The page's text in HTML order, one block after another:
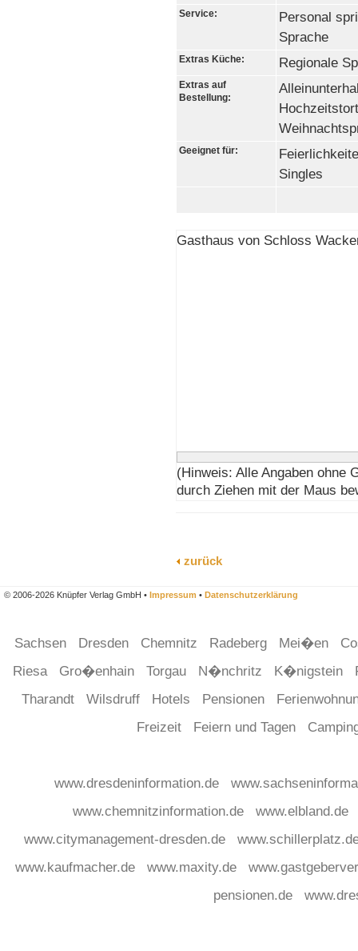
Service:
Personal
Sprache
Extras Küche: Regionale
Extras auf
Bestellung:
Geeignet für:
Singles
Gasthaus von Schloss
(Hinweis: Alle Angaben ohne
durch Ziehen mit der Maus
zurück
© 2006-2026 Knüpfer Verlag GmbH • Impressum • Datenschutzerklärung
Sachsen Dresden Chemnitz Radeberg Mei�en
Riesa
Gro�enhain Torgau N�nchritz K�nigstein
Tharandt
Wilsdruff Hotels Pensionen
Freizeit
Feiern und Tagen
www.dresdeninformation.de
www.chemnitzinformation.de
www.elbland.de
www.citymanagement-dresden.de
www.kaufmacher.de
www.maxity.de
pensionen.de